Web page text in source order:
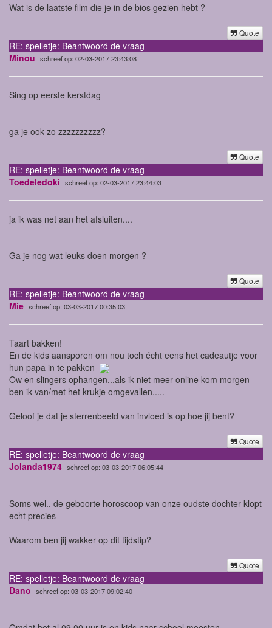
Wat is de laatste film die je in de bios gezien hebt ?
Quote
RE: spelletje: Beantwoord de vraag
Minou schreef op: 02-03-2017 23:43:08
Sing op eerste kerstdag
ga je ook zo zzzzzzzzzz?
Quote
RE: spelletje: Beantwoord de vraag
Toedeledoki schreef op: 02-03-2017 23:44:03
ja ik was net aan het afsluiten....
Ga je nog wat leuks doen morgen ?
Quote
RE: spelletje: Beantwoord de vraag
Mie schreef op: 03-03-2017 00:35:03
Taart bakken!
En de kids aansporen om nou toch écht eens het cadeautje voor
hun papa in te pakken
Ow en slingers ophangen...als ik niet meer online kom morgen
ben ik van/met het krukje omgevallen.....
Geloof je dat je sterrenbeeld van invloed is op hoe jij bent?
Quote
RE: spelletje: Beantwoord de vraag
Jolanda1974 schreef op: 03-03-2017 06:05:44
Soms wel.. de geboorte horoscoop van onze oudste dochter klopt
echt precies
Waarom ben jij wakker op dit tijdstip?
Quote
RE: spelletje: Beantwoord de vraag
Dano schreef op: 03-03-2017 09:02:40